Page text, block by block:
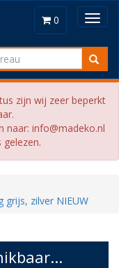
0
zijn wij zeer beperkt
naar: info@madeko.nl
grijs, zilver NIEUW